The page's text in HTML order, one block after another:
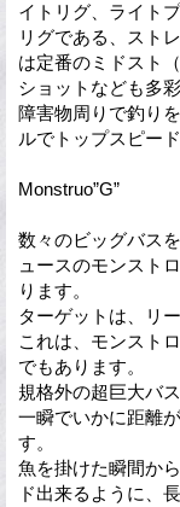
イトリグ、ライト
リグである、スト
は定番のミドスト
ショットなども多彩
障害物周りで釣り
ルでトップスピー
Monstruo”G”
数々のビッグバス
ュースのモンスト
ります。
ターゲットは、リ
これは、モンスト
でもあります。
規格外の超巨大バ
一瞬でいかに距離
す。
魚を掛けた瞬間か
ド出来るように、